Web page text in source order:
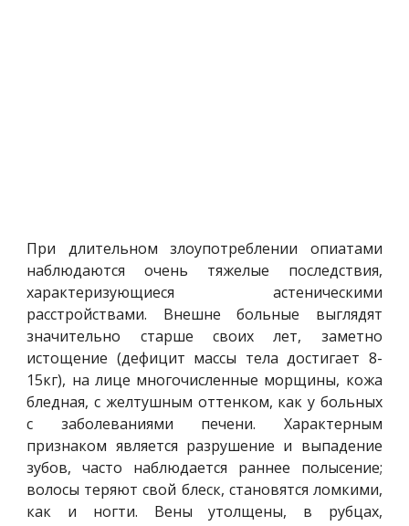
При длительном злоупотреблении опиатами
наблюдаются очень тяжелые последствия,
характеризующиеся астеническими
расстройствами. Внешне больные выглядят
значительно старше своих лет, заметно
истощение (дефицит массы тела достигает 8-
15кг), на лице многочисленные морщины, кожа
бледная, с желтушным оттенком, как у больных
с заболеваниями печени. Характерным
признаком является разрушение и выпадение
зубов, часто наблюдается раннее полысение;
волосы теряют свой блеск, становятся ломкими,
как и ногти. Вены утолщены, в рубцах,